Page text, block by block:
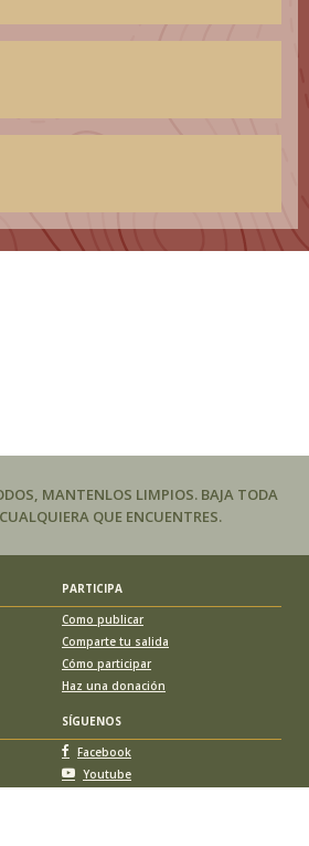
MANTENLOS LIMPIOS. BAJA TODA
QUE ENCUENTRES.
PARTICIPA
Como publicar
Comparte tu salida
Cómo participar
Haz una donación
SÍGUENOS
Facebook
Youtube